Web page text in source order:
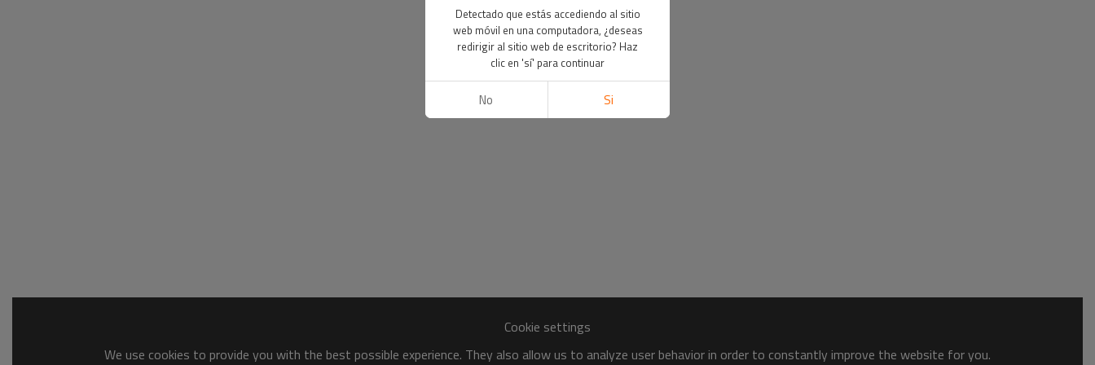
Cookie settings
We use cookies to provide you with the best possible experience. They also allow us to analyze user behavior in order to constantly improve the website for you.
Detectado que estás accediendo al sitio
web móvil en una computadora, ¿deseas
redirigir al sitio web de escritorio? Haz
clic en 'sí' para continuar
No Si